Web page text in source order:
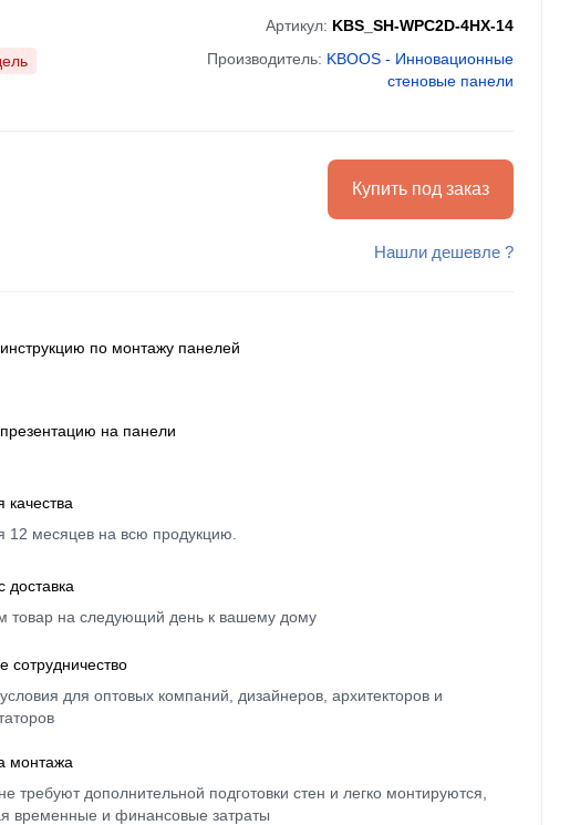
Артикул: KBS_SH-WPC2D-4HX-14
Производитель: KBOOS - Инновационные
стеновые панели
Купить под заказ
Нашли дешевле ?
по монтажу панелей
на панели
качества
12 месяцев на всю продукцию.
доставка
товар на следующий день к вашему дому
сотрудничество
для оптовых компаний, дизайнеров, архитекторов и
монтажа
требуют дополнительной подготовки стен и легко монтируются,
временные и финансовые затраты